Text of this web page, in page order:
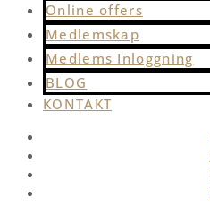
Online offers
Medlemskap
Medlems Inloggning
BLOG
KONTAKT